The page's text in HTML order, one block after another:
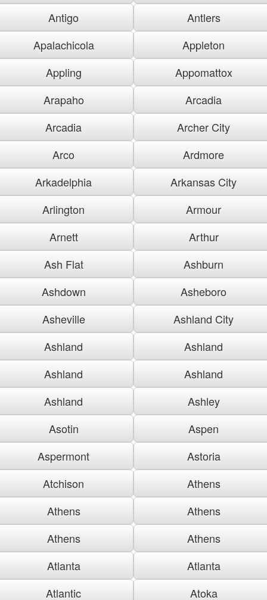
Antigo
Antlers
Apalachicola
Appleton
Appling
Appomattox
Arapaho
Arcadia
Arcadia
Archer City
Arco
Ardmore
Arkadelphia
Arkansas City
Arlington
Armour
Arnett
Arthur
Ash Flat
Ashburn
Ashdown
Asheboro
Asheville
Ashland City
Ashland
Ashland
Ashland
Ashland
Ashland
Ashley
Asotin
Aspen
Aspermont
Astoria
Atchison
Athens
Athens
Athens
Athens
Athens
Atlanta
Atlanta
Atlantic
Atoka